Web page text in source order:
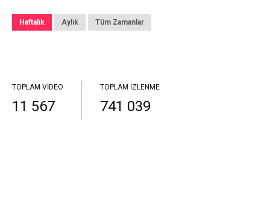
Haftalık Aylık Tüm Zamanlar
TOPLAM VIDEO
11 567
TOPLAM İZLENME
741 039